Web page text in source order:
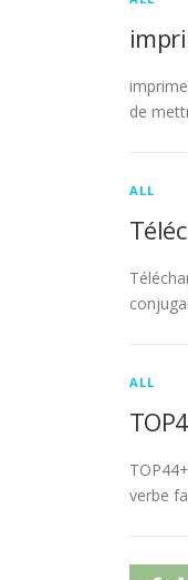
de
ALL
ALL
verbe